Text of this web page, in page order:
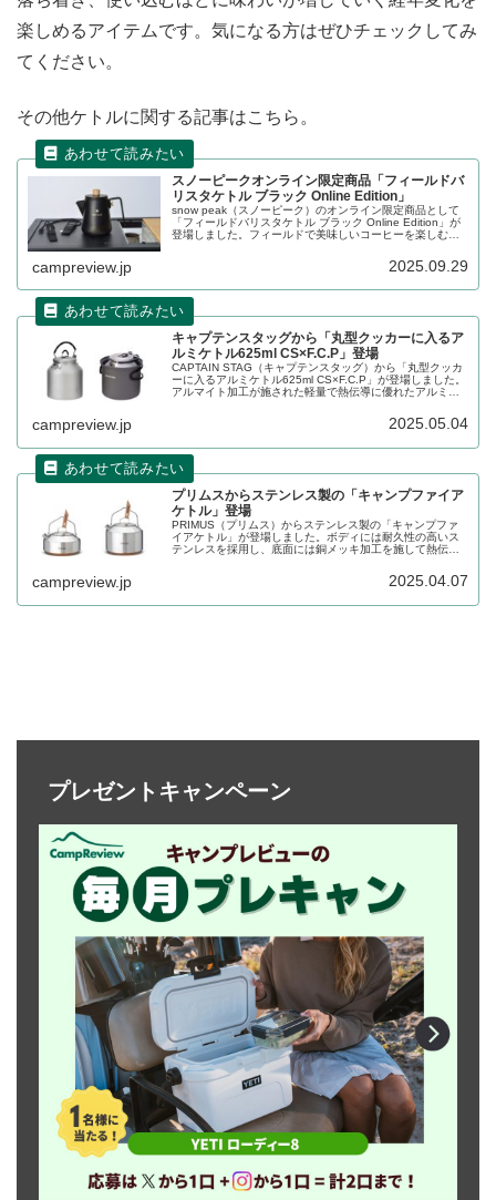
楽しめるアイテムです。気になる方はぜひチェックしてみ
てください。
その他ケトルに関する記事はこちら。
スノーピークオンライン限定商品「フィールドバ
リスタケトル ブラック Online Edition」
snow peak（スノーピーク）のオンライン限定商品として
「フィールドバリスタケトル ブラック Online Edition」が
登場しました。フィールドで美味しいコーヒーを楽しむカ
ライン限定カラーとして、ブラックカラーが登場です。詳
campreview.jp 2025.09.29
キャプテンスタッグから「丸型クッカーに入るア
ルミケトル625ml CS×F.C.P」登場
CAPTAIN STAG（キャプテンスタッグ）から「丸型クッカ
ーに入るアルミケトル625ml CS×F.C.P」が登場しました。
アルマイト加工が施された軽量で熱伝導に優れたアルミ製
ト〈M〉に収納することができます。詳細をレビューしま
campreview.jp 2025.05.04
プリムスからステンレス製の「キャンプファイア
ケトル」登場
PRIMUS（プリムス）からステンレス製の「キャンプファ
イアケトル」が登場しました。ボディには耐久性の高いス
テンレスを採用し、底面には銅メッキ加工を施して熱伝導
途に合わせて選ぶことができます。詳細をレビューしま
campreview.jp 2025.04.07
プレゼントキャンペーン